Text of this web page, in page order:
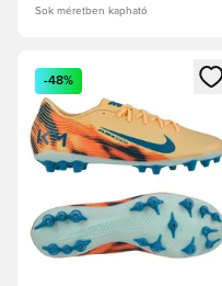
Sok méretben kapható
Megnyit egy modált a
-48%